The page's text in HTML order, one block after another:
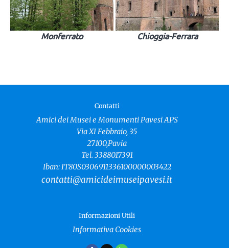
Monferrato Chioggia-Ferrara
Contatti
Amici dei Musei e Monumenti Pavesi APS
Via XI Febbraio, 35
27100,Pavia
Tel. 3388017391
Iban: IT80S0306911336100000003422
contatti@amicideimuseipavesi.it
Informazioni Utili
Informativa Cookies